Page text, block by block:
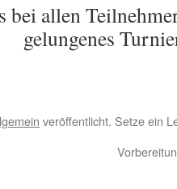
bei allen
gelungenes
veröffentlicht. Setze ein